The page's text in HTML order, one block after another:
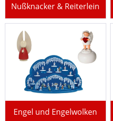
Nußknacker & Reiterlein
Engel und Engelwolken